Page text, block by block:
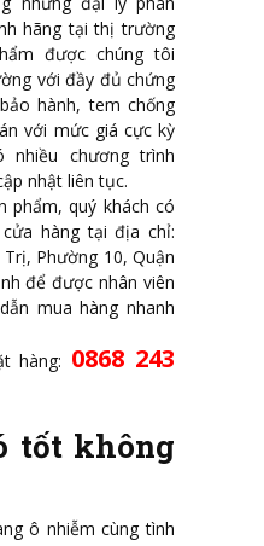
hãng tại thị trường
được chúng tôi
với đầy đủ chứng
hành, tem chống
với mức giá cực kỳ
nhiều chương trình
nhật liên tục.
phẩm, quý khách có
hàng tại địa chỉ:
Trị, Phường 10, Quận
để được nhân viên
mua hàng nhanh
hàng: 0868 243
tốt không
ô nhiễm cùng tình